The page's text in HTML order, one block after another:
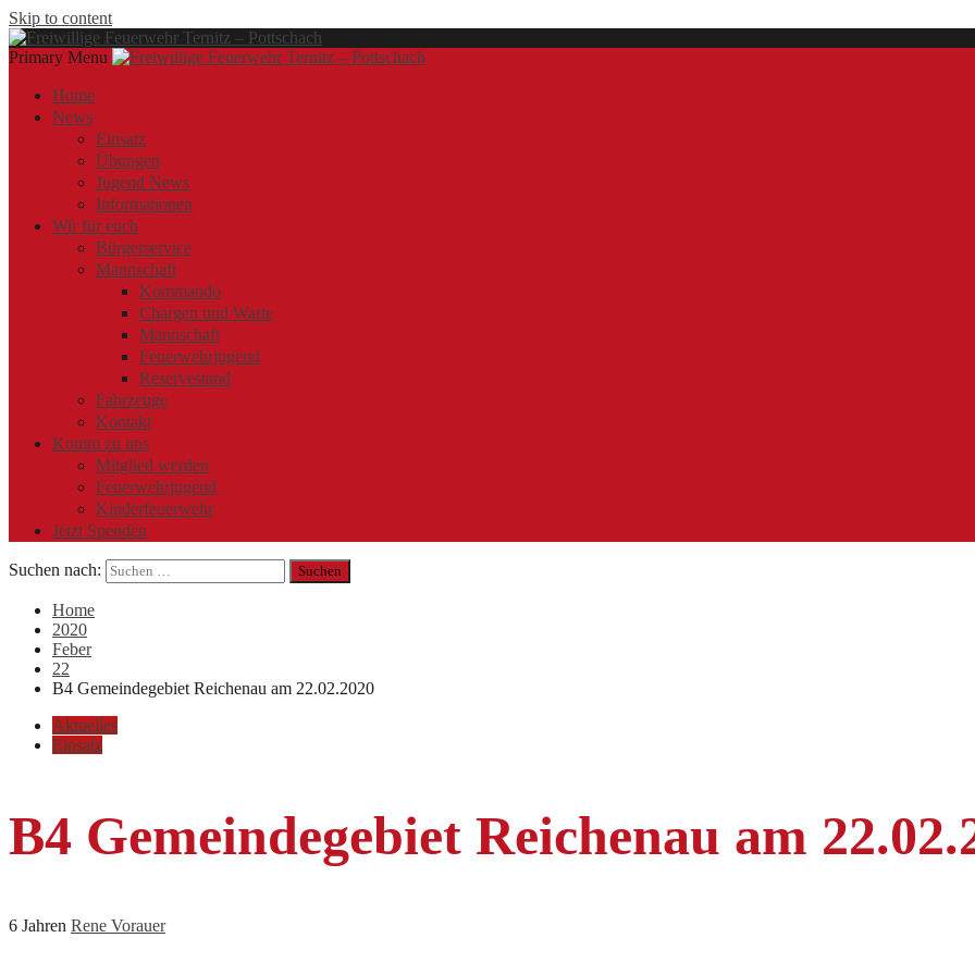
Skip to content
Primary Menu
Freiwillige Feuerwehr Ternitz – Pottschach
Home
News
Einsatz
Übungen
Jugend News
Informationen
Wir für euch
Bürgerservice
Mannschaft
Kommando
Chargen und Warte
Mannschaft
Feuerwehrjugend
Reservestand
Fahrzeuge
Kontakt
Komm zu uns
Mitglied werden
Feuerwehrjugend
Kinderfeuerwehr
Jetzt Spenden
Suchen nach:
Home
2020
Feber
22
B4 Gemeindegebiet Reichenau am 22.02.2020
Aktuelles
Einsatz
B4 Gemeindegebiet Reichenau am
6 Jahren Rene Vorauer